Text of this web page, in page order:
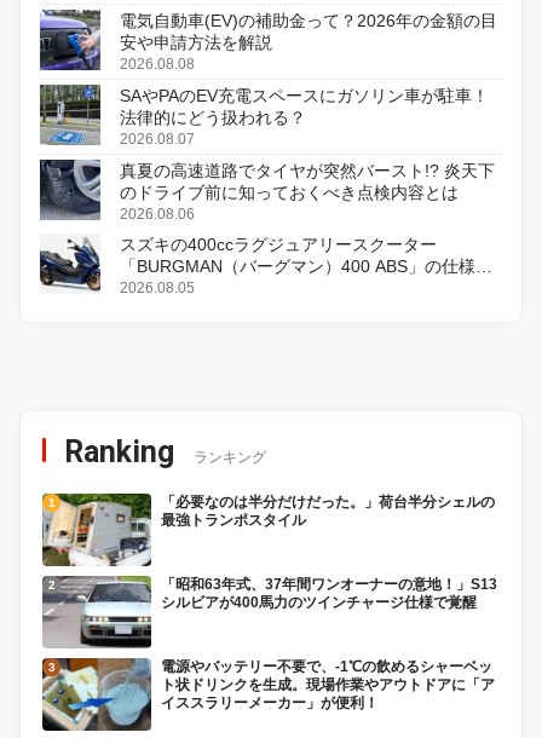
電気自動車(EV)の補助金って？2026年の金額の目
安や申請方法を解説
2026.08.08
SAやPAのEV充電スペースにガソリン車が駐車！
法律的にどう扱われる？
2026.08.07
真夏の高速道路でタイヤが突然バースト!? 炎天下
のドライブ前に知っておくべき点検内容とは
2026.08.06
スズキの400ccラグジュアリースクーター
「BURGMAN（バーグマン）400 ABS」の仕様を
変更し、8月18日に発売
2026.08.05
Ranking ランキング
「必要なのは半分だけだった。」荷台半分シェルの
最強トランポスタイル
「昭和63年式、37年間ワンオーナーの意地！」S13
シルビアが400馬力のツインチャージ仕様で覚醒
電源やバッテリー不要で、-1℃の飲めるシャーベッ
ト状ドリンクを生成。現場作業やアウトドアに「ア
イススラリーメーカー」が便利！